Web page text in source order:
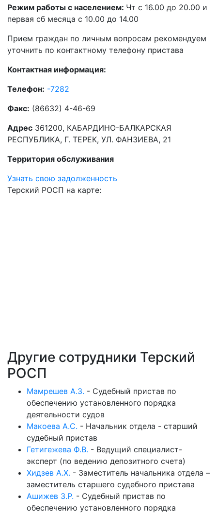
Режим работы с населением: Чт с 16.00 до 20.00 и
первая сб месяца с 10.00 до 14.00
Прием граждан по личным вопросам рекомендуем
уточнить по контактному телефону пристава
Контактная информация:
Телефон: -7282
Факс: (86632) 4-46-69
Адрес 361200, КАБАРДИНО-БАЛКАРСКАЯ
РЕСПУБЛИКА, Г. ТЕРЕК, УЛ. ФАНЗИЕВА, 21
Территория обслуживания
Узнать свою задолженность
Терский РОСП на карте:
Другие сотрудники Терский
РОСП
Мамрешев А.З. - Судебный пристав по
обеспечению установленного порядка
деятельности судов
Макоева А.С. - Начальник отдела - старший
судебный пристав
Гетигежева Ф.В. - Ведущий специалист-
эксперт (по ведению депозитного счета)
Хидзев А.Х. - Заместитель начальника отдела –
заместитель старшего судебного пристава
Ашижев З.Р. - Судебный пристав по
обеспечению установленного порядка